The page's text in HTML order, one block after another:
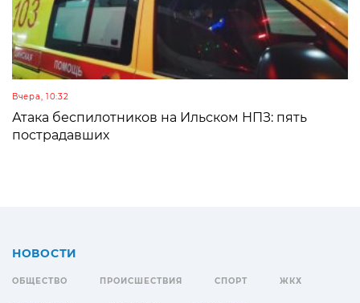
Вчера, 10:32
Атака беспилотников на Ильском НПЗ: пять
пострадавших
НОВОСТИ
ОБЩЕСТВО ПРОИСШЕСТВИЯ СПОРТ ЖКХ